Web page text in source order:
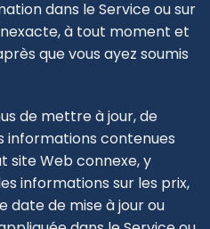
dans le Service ou sur
à tout moment et
que vous ayez soumis
de mettre à jour, de
informations contenues
site Web connexe, y
informations sur les prix,
date de mise à jour ou